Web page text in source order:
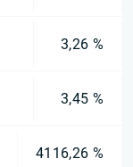
3,26 %
3,45 %
4116,26 %